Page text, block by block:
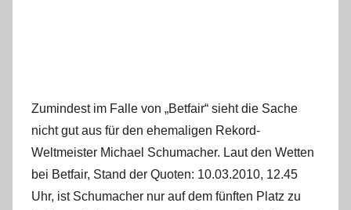
Zumindest im Falle von „Betfair“ sieht die Sache
nicht gut aus für den ehemaligen Rekord-
Weltmeister Michael Schumacher. Laut den Wetten
bei Betfair, Stand der Quoten: 10.03.2010, 12.45
Uhr, ist Schumacher nur auf dem fünften Platz zu